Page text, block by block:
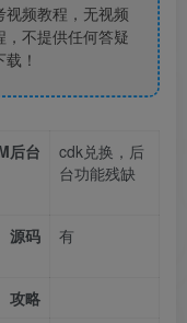
视频教程，无视频
不提供任何答疑
！
后台
cdk兑换，后
台功能残缺
源码 有
攻略